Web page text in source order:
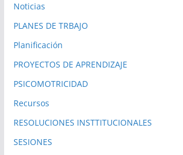
Noticias
PLANES DE TRBAJO
Planificación
PROYECTOS DE APRENDIZAJE
PSICOMOTRICIDAD
Recursos
RESOLUCIONES INSTTITUCIONALES
SESIONES